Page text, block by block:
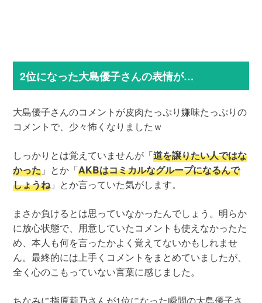
2位になった大島優子さんの表情が…
大島優子さんのコメントが皮肉たっぷり嫌味たっぷりの
コメントで、少々怖くなりましたｗ
しっかりとは覚えていませんが「道を譲りたい人ではな
かった 」とか「AKBはコミカルなグループになるんで
しょうね」とか言っていた気がします。
まさか負けるとは思っていなかったんでしょう。明らか
に放心状態で、用意していたコメントも使えなかったた
め、本人も何を言ったかよく覚えてないかもしれませ
ん。最終的には上手くコメントをまとめていましたが、
全く心のこもっていない言葉に感じました。
ちなみに指原莉乃さんが1位になった瞬間の大島優子さ